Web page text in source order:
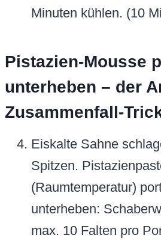
Minuten kühlen. (10
Pistazien-Mousse
unterheben – der
Zusammenfall-
Eiskalte Sahne
Spitzen.
(Raumtemperatur)
unterheben:
max. 10 Falten pro